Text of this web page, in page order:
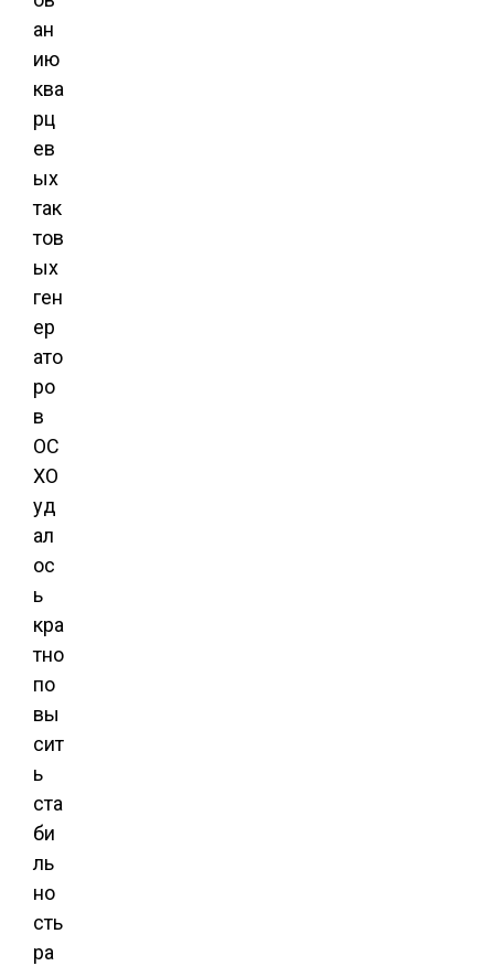
ан
ию
ква
рц
ев
ых
так
тов
ых
ген
ер
ато
ро
в
OC
XO
уд
ал
ос
ь
кра
тно
по
вы
сит
ь
ста
би
ль
но
сть
ра